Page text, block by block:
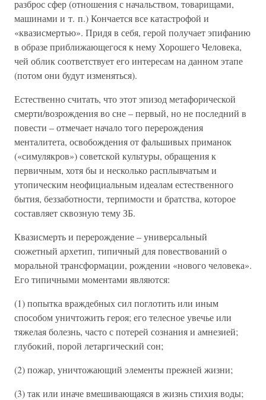
разброс сфер (отношения с начальством, товарищами,
машинами и т. п.) Кончается все катастрофой и
«квазисмертью». Придя в себя, герой получает эпифанию
в образе приближающегося к нему Хорошего Человека,
чей облик соответствует его интересам на данном этапе
(потом они будут изменяться).
Естественно считать, что этот эпизод метафорической
смерти/возрождения во сне – первый, но не последний в
повести – отмечает начало того перерождения
менталитета, освобождения от фальшивых приманок
(«симулякров») советской культуры, обращения к
первичным, хотя бы и несколько расплывчатым и
утопическим неофициальным идеалам естественного
бытия, беззаботности, терпимости и братства, которое
составляет сквозную тему ЗБ.
Квазисмерть и перерождение – универсальный
сюжетный архетип, типичный для повествований о
моральной трансформации, рождении «нового человека».
Его типичными моментами являются:
(1) попытка враждебных сил поглотить или иным
способом уничтожить героя; его телесное увечье или
тяжелая болезнь, часто с потерей сознания и амнезией;
глубокий, порой летаргический сон;
(2) пожар, уничтожающий элементы прежней жизни;
(3) так или иначе вмешивающаяся в жизнь стихия воды;